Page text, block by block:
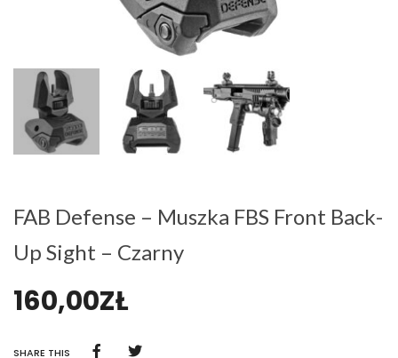
FAB Defense – Muszka FBS Front Back-
Up Sight – Czarny
160,00ZŁ
SHARE THIS